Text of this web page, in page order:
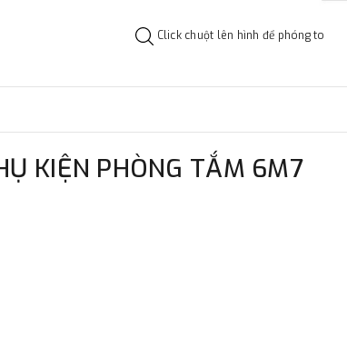
Click chuột lên hình để phóng to
KIỆN PHÒNG TẮM 6M7